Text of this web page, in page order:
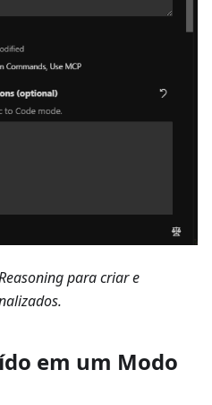
para criar e
em um Modo